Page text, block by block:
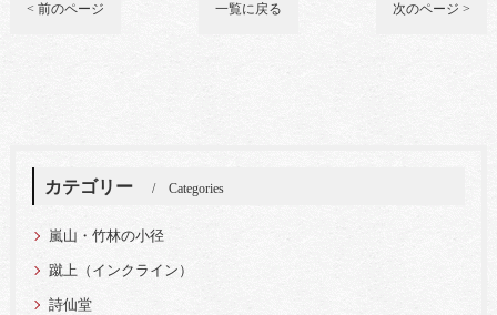
< 前のページ 一覧に戻る 次のページ >
カテゴリー Categories
嵐山・竹林の小径
蹴上（インクライン）
詩仙堂